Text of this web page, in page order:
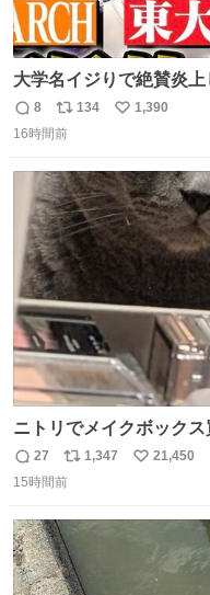
大学名イジりで絶賛炎
問題はこっちでは？ ・都内の特定企業に入るのを極度に推
奨し，それ以外の地域で
化する ・院生が研究環
過去例↓
返
信
8
リ
ポ
ト
数
134
い
数
1,390
16時間前
ニトリでメイクボックス
返
信
27
リ
ポ
ト
数
1,347
い
21,450
15時間前